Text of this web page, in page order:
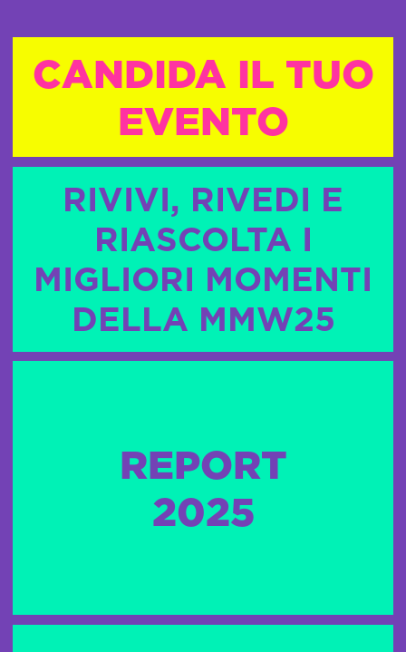
CANDIDA IL TUO
EVENTO
RIVIVI, RIVEDI E
RIASCOLTA I
MIGLIORI MOMENTI
DELLA MMW25
REPORT
2025